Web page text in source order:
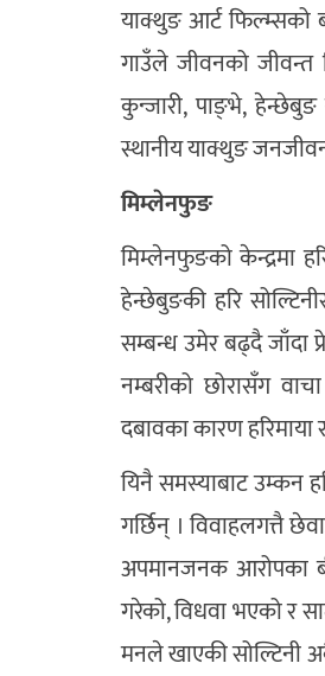
याक्थुङ आर्ट फिल्म्सको
गाउँले जीवनको जीवन्त
कुन्जारी, पाङ्भे, हेन्छेबुङ
स्थानीय याक्थुङ
मिम्लेनफुङ
मिम्लेनफुङको केन्द्रमा
हेन्छेबुङकी हरि
सम्बन्ध उमेर बढ्दै जाँदा
नम्बरीको छोरासँग
दबावका कारण
यिनै समस्याबाट उम्कन
गर्छिन् । विवाहलगत्तै
अपमानजनक आरोपका
गरेको, विधवा भएको र
मनले खाएकी सोल्टिनी